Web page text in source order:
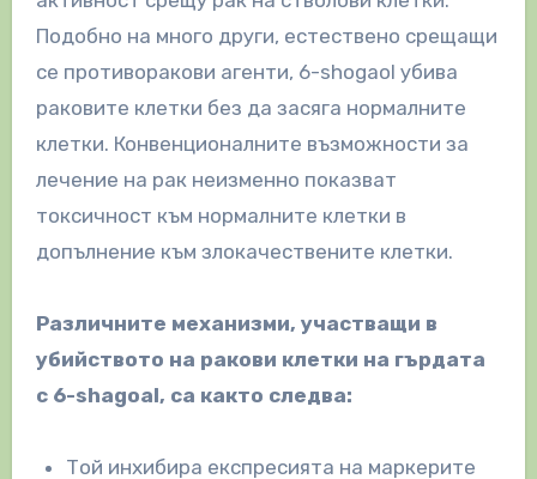
Подобно на много други, естествено срещащи
се противоракови агенти, 6-shogaol убива
раковите клетки без да засяга нормалните
клетки. Конвенционалните възможности за
лечение на рак неизменно показват
токсичност към нормалните клетки в
допълнение към злокачествените клетки.
Различните механизми, участващи в
убийството на ракови клетки на гърдата
с 6-shagoal, са както следва:
Той инхибира експресията на маркерите